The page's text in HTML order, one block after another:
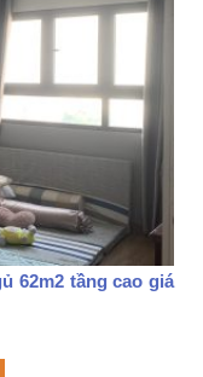
62m2 tầng cao giá